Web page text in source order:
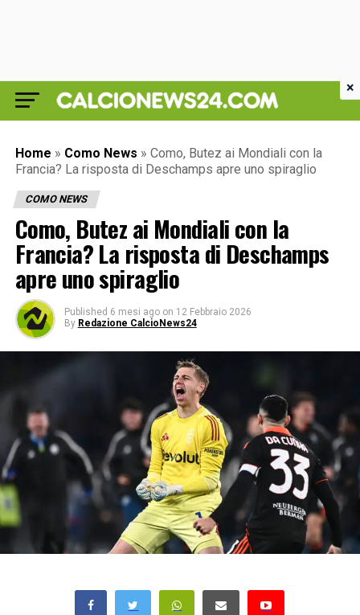
Home » Como News » Como, Butez ai Mondiali con la
Francia? La risposta di Deschamps apre uno spiraglio
COMO NEWS
Como, Butez ai Mondiali con la
Francia? La risposta di Deschamps
apre uno spiraglio
Published 6 mesi ago on 12 Febbraio 2026
By Redazione CalcioNews24
×